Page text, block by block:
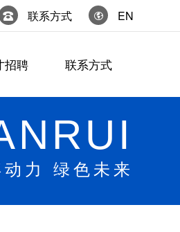
联系方式 EN
招聘 联系方式
动力 绿色未来